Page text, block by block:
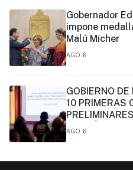
Gobernador
impone
Malú Mícher
AGO 6
GOBIERNO
10 PRIMERAS
CIENTÍFICOS
PRESIDENTA
AGO 6